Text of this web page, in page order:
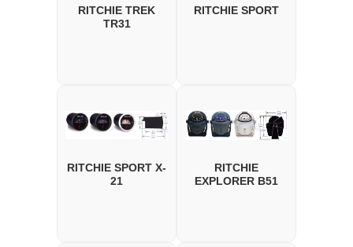
RITCHIE TREK
TR31
RITCHIE SPORT
RITCHIE SPORT X-
21
RITCHIE
EXPLORER B51